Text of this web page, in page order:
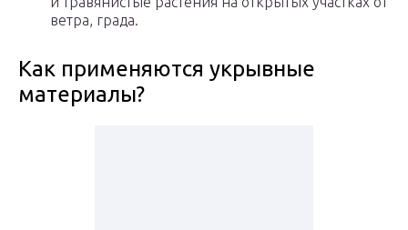
ветра, града.
Как применяются укрывные
материалы?